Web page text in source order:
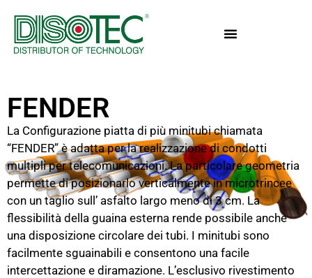
FENDER
La Configurazione piatta di più minitubi chiamata
“FENDER” è adatta per la realizzazione di condotti
multipli per telecomunicazioni. La particolare geometria
permette di posizionarlo verticalmente in microtrincee
con un taglio sull’ asfalto largo meno di 3 cm. La
flessibilità della guaina esterna rende possibile anche
una disposizione circolare dei tubi. I minitubi sono
facilmente sguainabili e consentono una facile
intercettazione e diramazione. L’esclusivo rivestimento